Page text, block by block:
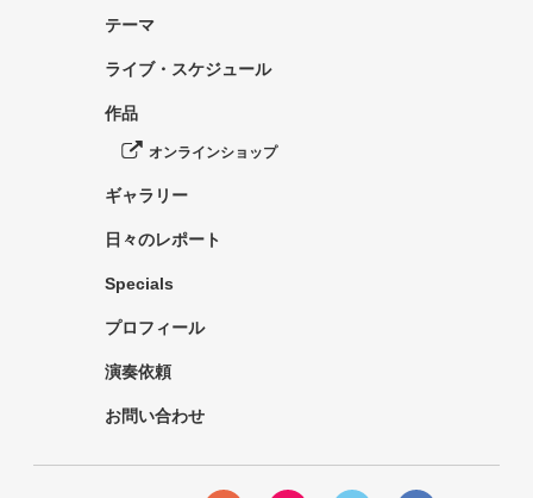
テーマ
ライブ・スケジュール
作品
オンラインショップ
ギャラリー
日々のレポート
Specials
プロフィール
演奏依頼
お問い合わせ